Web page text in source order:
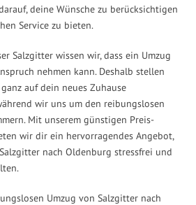
deine Wünsche zu berücksichtigen
Service zu bieten.
Salzgitter wissen wir, dass ein Umzug
nehmen kann. Deshalb stellen
auf dein neues Zuhause
wir uns um den reibungslosen
Mit unserem günstigen Preis-
wir dir ein hervorragendes Angebot,
nach Oldenburg stressfrei und
Umzug von Salzgitter nach